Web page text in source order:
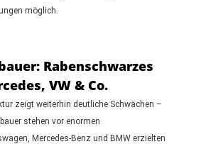
möglich.
Rabenschwarzes
VW & Co.
zeigt weiterhin deutliche Schwächen –
stehen vor enormen
Mercedes-Benz und BMW erzielten